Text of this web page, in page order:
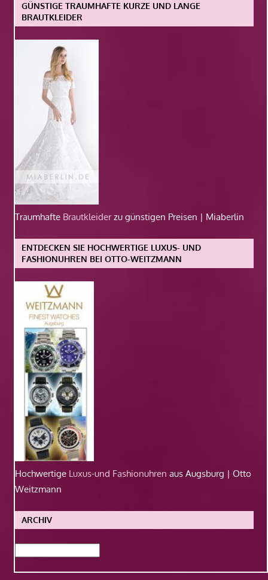
GÜNSTIGE TRAUMHAFTE KURZE UND LANGE
BRAUTKLEIDER
Traumhafte Brautkleiderzu günstigen Preisen | Miaberlin
ENTDECKEN SIE HOCHWERTIGE LUXUS- UND
FASHIONUHREN BEI OTTO-WEITZMANN
Hochwertige Luxus-und Fashionuhren aus Augsburg | Otto
Weitzmann
ARCHIV